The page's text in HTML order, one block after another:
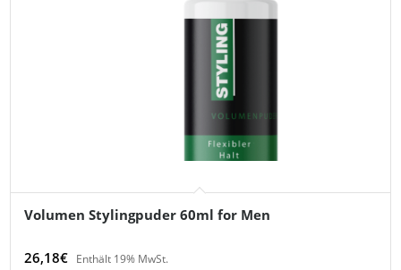
Volumen Stylingpuder 60ml for Men
26,18€ Enthält 19% MwSt.